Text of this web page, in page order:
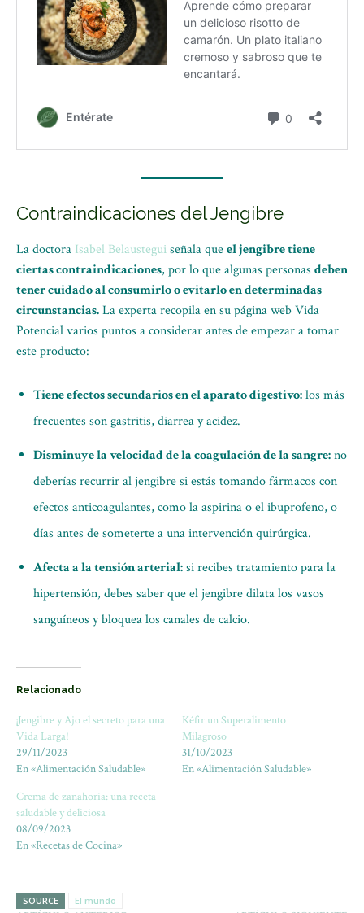
Contraindicaciones del Jengibre
La doctora Isabel Belausteguiseñala queel jengibre tiene
ciertas contraindicaciones, por lo que algunas personas deben
tener cuidado al consumirlo o evitarlo en determinadas
circunstancias.La experta recopila en su página web Vida
Potencial varios puntos a considerar antes de empezar a tomar
este producto:
Tiene efectos secundarios en el aparato digestivo:los más
frecuentes son gastritis, diarrea y acidez.
Disminuye la velocidad de la coagulación de la sangre:no
deberías recurrir al jengibre si estás tomando fármacos con
efectos anticoagulantes, como la aspirina o el ibuprofeno, o
días antes de someterte a una intervención quirúrgica.
Afecta a la tensión arterial:si recibes tratamiento para la
hipertensión, debes saber que el jengibre dilata los vasos
sanguíneos y bloquea los canales de calcio.
Relacionado
¡Jengibre y Ajo el secreto para una
Vida Larga!
29/11/2023
En «Alimentación Saludable»
Kéfir un Superalimento
Milagroso
31/10/2023
En «Alimentación Saludable»
Crema de zanahoria: una receta
saludable y deliciosa
08/09/2023
En «Recetas de Cocina»
SOURCE El mundo